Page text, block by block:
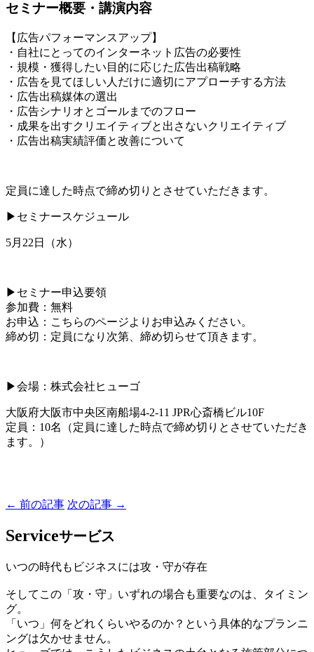
セミナー概要・講演内容
【広告パフォーマンスアップ】
・自社にとってのインターネット広告の必要性
・規模・獲得したい目的に応じた広告出稿戦略
・広告を見てほしい人だけに適切にアプローチする方法
・広告出稿媒体の選出
・広告シナリオとゴールまでのフロー
・成果を出すクリエイティブと出さないクリエイティブ
・広告出稿実績評価と改善について
定員に達した時点で締め切りとさせていただきます。
▶セミナースケジュール
5月22日（水）
▶セミナー申込要領
参加費：無料
お申込：こちらのページよりお申込みください。
締め切：定員になり次第、締め切らせて頂きます。
▶会場：株式会社ヒューゴ
大阪府大阪市中央区南船場4-2-11 JPR心斎橋ビル10F
定員：10名（定員に達した時点で締め切りとさせていただき
ます。）
← 前の記事 次の記事 →
Serviceサービス
いつの時代もビジネスには攻・守が存在
そしてこの「攻・守」いずれの場合も重要なのは、タイミン
グ。
「いつ」何をどれくらいやるのか？という具体的なプランニ
ングは欠かせません。